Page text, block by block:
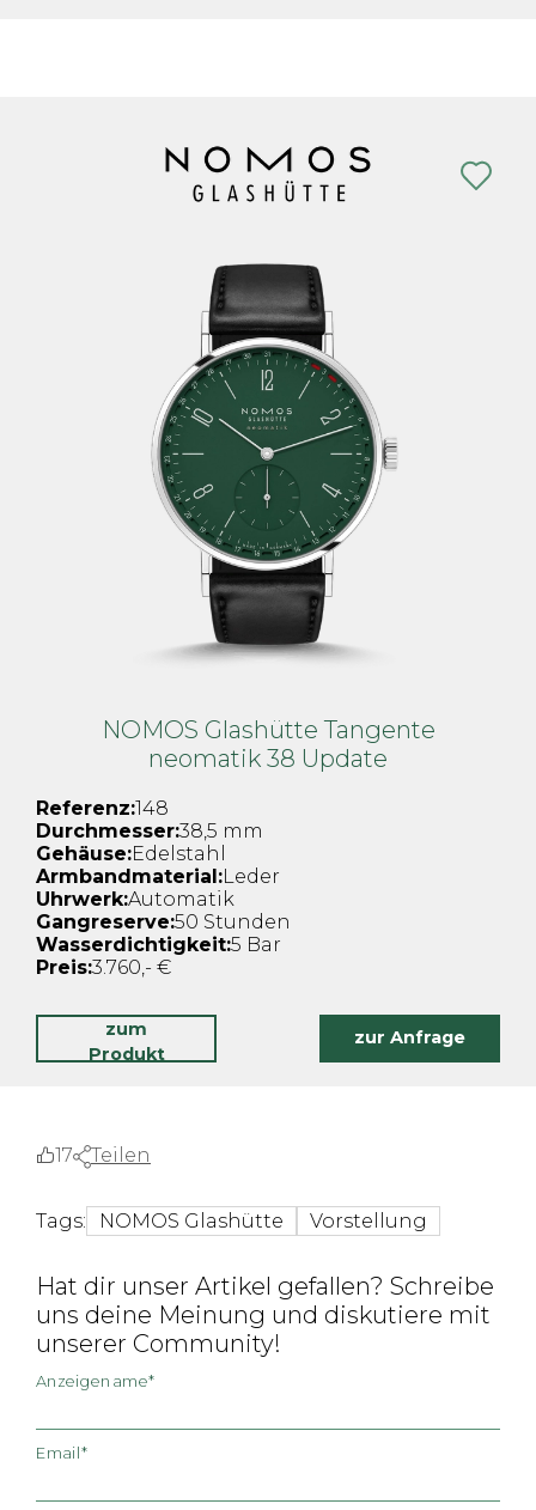
NOMOS Glashütte Tangente
neomatik 38 Update
Referenz:148
Durchmesser:38,5 mm
Gehäuse:Edelstahl
Armbandmaterial:Leder
Uhrwerk:Automatik
Gangreserve:50 Stunden
Wasserdichtigkeit:5 Bar
Preis:3.760,- €
zum
Produkt
zur Anfrage
17 Teilen
Tags: NOMOS Glashütte Vorstellung
Hat dir unser Artikel gefallen? Schreibe
uns deine Meinung und diskutiere mit
unserer Community!
Anzeigename*
Email*